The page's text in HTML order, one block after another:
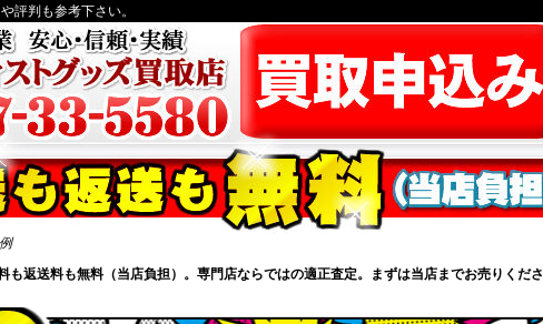
評判も参考下さい。
も返送料も無料（当店負担）。専門店ならではの適正査定。まずは当店までお売りくださ